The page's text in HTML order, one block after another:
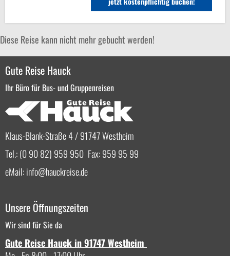
Diese Reise kann nicht mehr gebucht werden!
Gute Reise Hauck
Ihr Büro für Bus- und Gruppenreisen
Klaus-Blank-Straße 4 / 91747 Westheim
Tel.: (0 90 82) 959 950 Fax: 959 95 99
eMail:info hauckreise.de
Unsere Öffnungszeiten
Wir sind für Sie da
Gute Reise Hauck in 91747 Westheim